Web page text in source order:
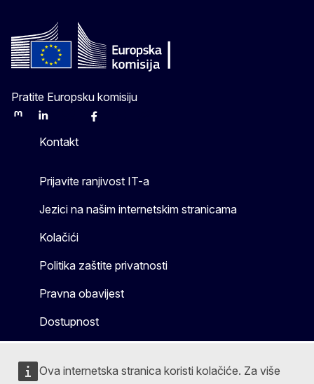
Ova internetska stranica koristi kolačiće. Za više
Pratite Europsku komisiju
MastodonLinkedInBlueskyFacebook
Kontakt
Prijavite ranjivost IT-a
Jezici na našim internetskim stranicama
Kolačići
Politika zaštite privatnosti
Pravna obavijest
Dostupnost